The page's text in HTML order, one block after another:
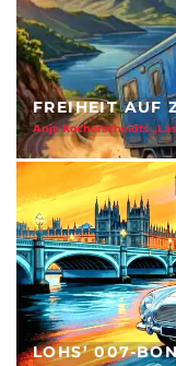
FREIHEIT AUF
Anja Kocherscheidts
LOHS’ 007-
Drehorte, Mythen,